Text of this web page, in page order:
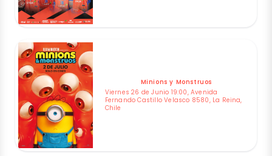
Minions y Monstruos
Viernes 26 de Junio 19:00, Avenida
Fernando Castillo Velasco 8580, La Reina,
Chile